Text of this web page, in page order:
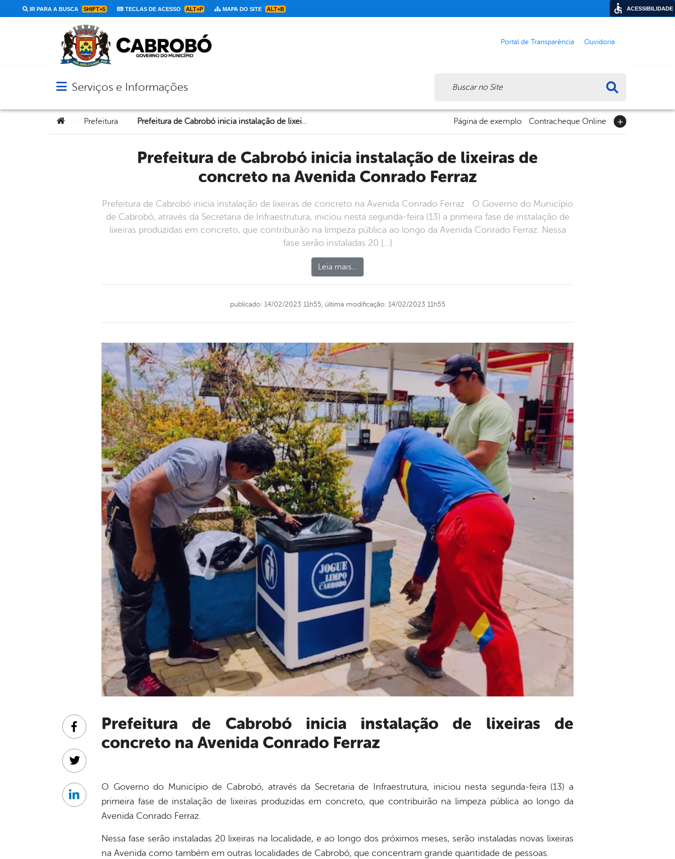
IR PARA A BUSCA SHIFT+5 TECLAS DE ACESSO ALT+P MAPA DO SITE ALT+B
Portal de Transparência Ouvidoria
Abrir menu principal de navegação
Serviços e Informações
Você está aqui:
Prefeitura Prefeitura de Cabrobó inicia instalação de lixeiras de concreto na Avenida Conrado Ferraz Página de exemplo Contracheque Online
Prefeitura de Cabrobó inicia instalação de lixeiras de
concreto na Avenida Conrado Ferraz
Prefeitura de Cabrobó inicia instalação de lixeiras de concreto na Avenida Conrado Ferraz O Governo do Município
de Cabrobó, através da Secretaria de Infraestrutura, iniciou nesta segunda-feira (13) a primeira fase de instalação de
lixeiras produzidas em concreto, que contribuirão na limpeza pública ao longo da Avenida Conrado Ferraz. Nessa
fase serão instaladas 20 […]
Leia mais…
publicado: 14/02/2023 11h55, última modificação: 14/02/2023 11h55
Prefeitura de Cabrobó inicia instalação de lixeiras de
concreto na Avenida Conrado Ferraz
O Governo do Município de Cabrobó, através da Secretaria de Infraestrutura, iniciou nesta segunda-feira (13) a
primeira fase de instalação de lixeiras produzidas em concreto, que contribuirão na limpeza pública ao longo da
Avenida Conrado Ferraz.
Nessa fase serão instaladas 20 lixeiras na localidade, e ao longo dos próximos meses, serão instaladas novas lixeiras
na Avenida como também em outras localidades de Cabrobó, que concentram grande quantidade de pessoas.
Facebook
Twitter
Linkedin
ACESSIBILIDADE